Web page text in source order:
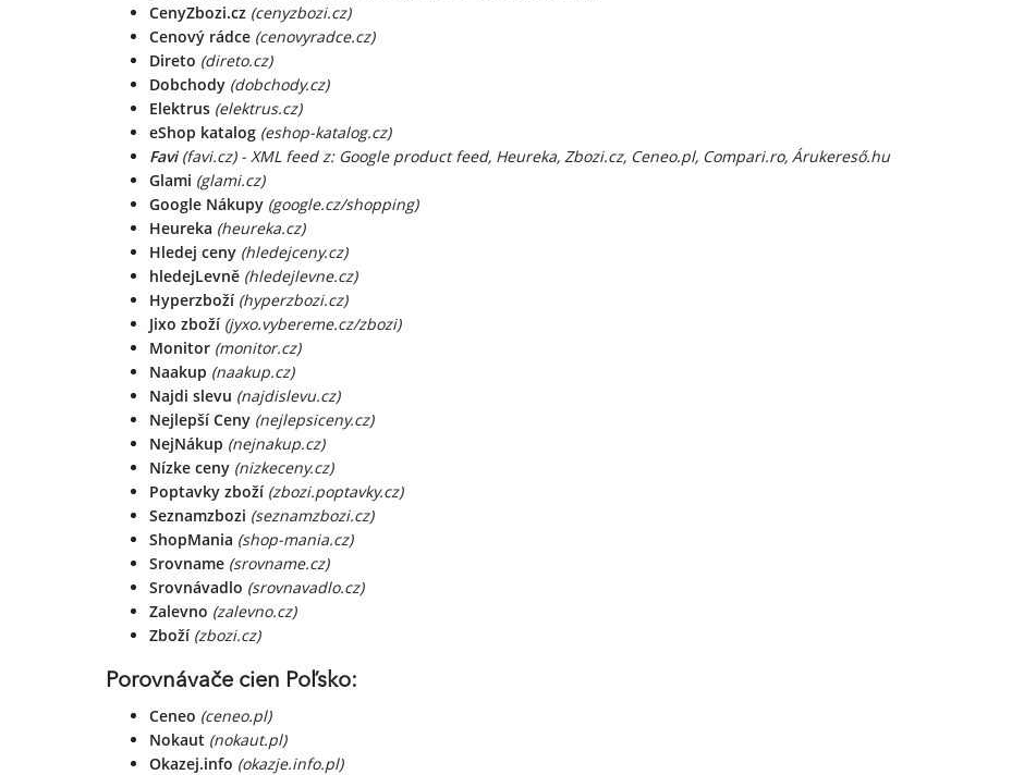
CenyZbozi.cz (cenyzbozi.cz)
Cenový rádce (cenovyradce.cz)
Direto (direto.cz)
Dobchody (dobchody.cz)
Elektrus (elektrus.cz)
eShop katalog (eshop-katalog.cz)
Favi(favi.cz) - XML feed z: Google product feed, Heureka, Zbozi.cz, Ceneo.pl, Compari.ro, Árukereső.hu
Glami (glami.cz)
Google Nákupy (google.cz/shopping)
Heureka (heureka.cz)
Hledej ceny (hledejceny.cz)
hledejLevně (hledejlevne.cz)
Hyperzboží (hyperzbozi.cz)
Jixo zboží (jyxo.vybereme.cz/zbozi)
Monitor (monitor.cz)
Naakup (naakup.cz)
Najdi slevu (najdislevu.cz)
Nejlepší Ceny (nejlepsiceny.cz)
NejNákup (nejnakup.cz)
Nízke ceny (nizkeceny.cz)
Poptavky zboží (zbozi.poptavky.cz)
Seznamzbozi (seznamzbozi.cz)
ShopMania (shop-mania.cz)
Srovname (srovname.cz)
Srovnávadlo (srovnavadlo.cz)
Zalevno (zalevno.cz)
Zboží (zbozi.cz)
Porovnávače cien Poľsko:
Ceneo (ceneo.pl)
Nokaut (nokaut.pl)
Okazej.info (okazje.info.pl)